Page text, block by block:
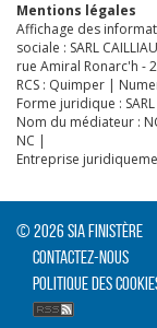
Mentions légales
Affichage des
sociale : SARL
rue Amiral Ronarc'h -
RCS : Quimper |
Forme juridique :
Nom du médiateur :
NC |
Entreprise
© 2026 SIA Finistère
Contactez-nous
Politique des